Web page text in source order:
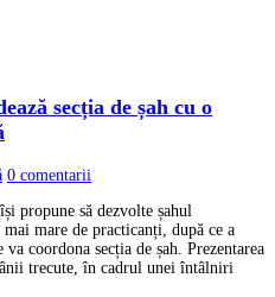
secția de șah cu o
0 comentarii
propune să dezvolte șahul
mare de practicanți, după ce a
coordona secția de șah. Prezentarea
trecute, în cadrul unei întâlniri